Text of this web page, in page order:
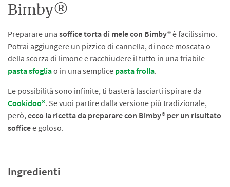
Bimby®
Preparare una soffice torta di mele con Bimby®è facilissimo.
Potrai aggiungere un pizzico di cannella, di noce moscata o
della scorza di limone e racchiudere il tutto in una friabile
pasta sfogliao in una semplice pasta frolla.
Le possibilità sono infinite, ti basterà lasciarti ispirare da
Cookidoo®. Se vuoi partire dalla versione più tradizionale,
però, ecco la ricetta da preparare con Bimby® per un risultato
sofficee goloso.
Ingredienti